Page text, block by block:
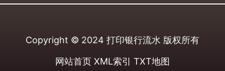
Copyright © 2024 打印银行流水 版权所有
网站首页 XML索引 TXT地图